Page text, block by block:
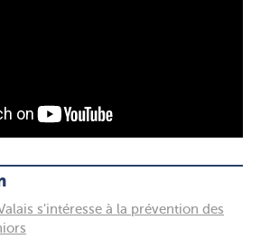
s'intéresse à la prévention des